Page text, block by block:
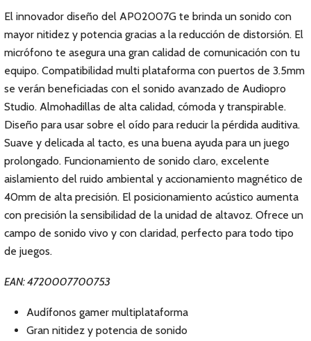
El innovador diseño del AP02007G te brinda un sonido con
mayor nitidez y potencia gracias a la reducción de distorsión. El
micrófono te asegura una gran calidad de comunicación con tu
equipo. Compatibilidad multi plataforma con puertos de 3.5mm
se verán beneficiadas con el sonido avanzado de Audiopro
Studio. Almohadillas de alta calidad, cómoda y transpirable.
Diseño para usar sobre el oído para reducir la pérdida auditiva.
Suave y delicada al tacto, es una buena ayuda para un juego
prolongado. Funcionamiento de sonido claro, excelente
aislamiento del ruido ambiental y accionamiento magnético de
40mm de alta precisión. El posicionamiento acústico aumenta
con precisión la sensibilidad de la unidad de altavoz. Ofrece un
campo de sonido vivo y con claridad, perfecto para todo tipo
de juegos.
EAN: 4720007700753
Audífonos gamer multiplataforma
Gran nitidez y potencia de sonido